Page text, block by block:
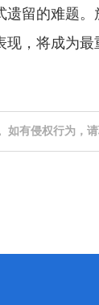
留的难题
，将成为最
有侵权行为，请